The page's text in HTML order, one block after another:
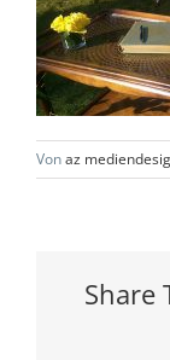
Vonaz
Share